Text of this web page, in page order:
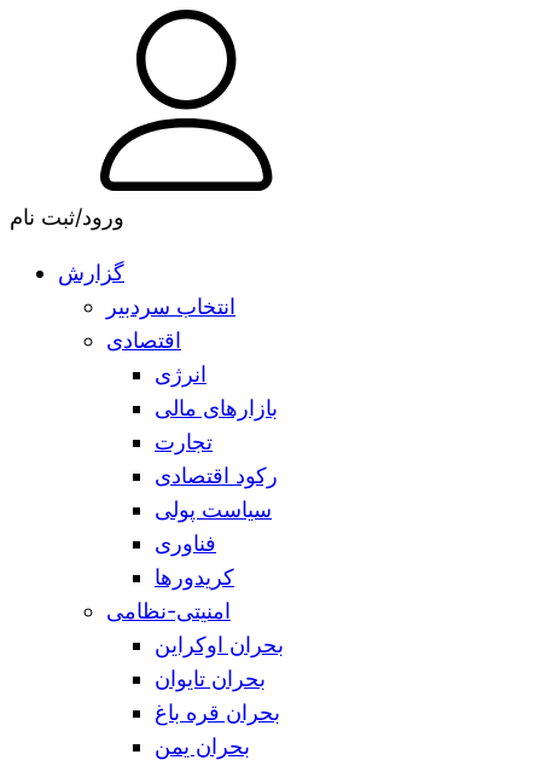
ورود/ثبت نام
گزارش
انتخاب سردبیر
اقتصادی
انرژی
بازارهای مالی
تجارت
رکود اقتصادی
سیاست پولی
فناوری
کریدورها
امنیتی-نظامی
بحران اوکراین
بحران تایوان
بحران قره باغ
بحران یمن